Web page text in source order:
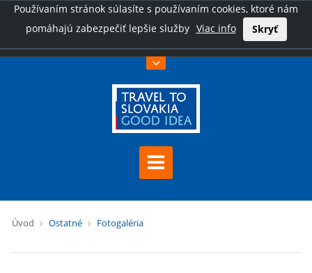
Používaním stránok súlasíte s používaním cookies, ktoré nám
pomáhajú zabezpečiť lepšie služby Viac info Skryť
Úvod Ostatné Fotogaléria